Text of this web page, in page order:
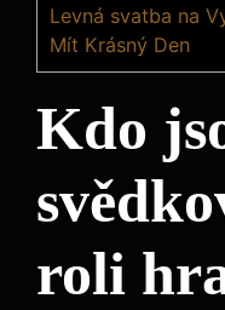
Levná svatba na
Mít Krásný Den
Kdo
roli